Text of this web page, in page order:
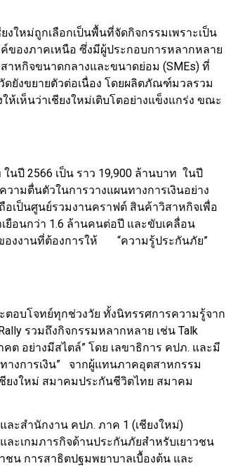
งใหม่ถูกเลือกเป็นพื้นที่จัดกิจกรรมเพราะเป็น
ของภาคเหนือ ซึ่งมีผู้ประกอบการหลากหลาย
าหกิจขนาดกลางและขนาดย่อม (SMEs) ที่
ดยังขยายตัวต่อเนื่อง โดยผลิตภัณฑ์มวลรวม
ห้เห็นว่าเชียงใหม่เติบโตอย่างแข็งแกร่ง ขณะ
นปี 2566 เป็น ราว 19,900 ล้านบาท ในปี
วามตื่นตัวในการวางแผนทางการเงินอย่าง
อเป็นศูนย์รวมงานคราฟต์ สินค้าวิสาหกิจเพื่อ
ยือนกว่า 1.6 ล้านคนต่อปี และขับเคลื่อน
องงานที่ต้องการให้ “ความรู้ประกันภัย”
ตอบโจทย์ทุกช่วงวัย ทั้งนิทรรศการความรู้จาก
รวมถึงกิจกรรมหลากหลาย เช่น Talk
ต อย่างมีสไตล์” โดย เลขาธิการ คปภ. และมี
ทางการเงิน” จากผู้แทนภาคอุตสาหกรรม
ยงใหม่ สมาคมประกันชีวิตไทย สมาคม
ละสำนักงาน คปภ. ภาค 1 (เชียงใหม่)
ะเกมภารกิจด้านประกันภัยสำหรับเยาวชน
น การสาธิตปฐมพยาบาลเบื้องต้น และ